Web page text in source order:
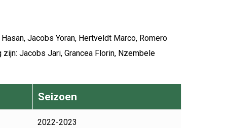
Jacobs Yoran, Hertveldt Marco, Romero
Jacobs Jari, Grancea Florin, Nzembele
Seizoen
2022-2023